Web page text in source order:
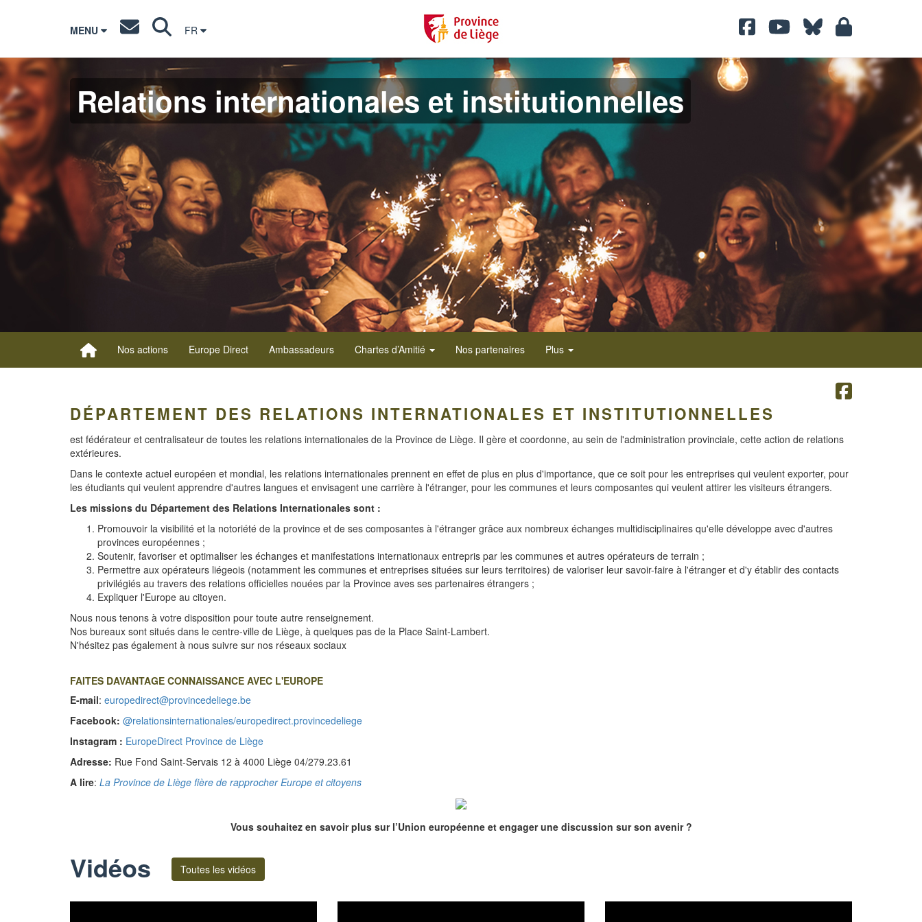
MENU FR
Relations internationales et institutionnelles
Nos actions Europe Direct Ambassadeurs Chartes d’Amitié Nos partenaires Plus
DÉPARTEMENT DES RELATIONS INTERNATIONALES ET INSTITUTIONNELLES
est fédérateur et centralisateur de toutes les relations internationales de la Province de Liège. Il gère et coordonne, au sein de l'administration provinciale, cette action de relations
extérieures.
Dans le contexte actuel européen et mondial, les relations internationales prennent en effet de plus en plus d'importance, que ce soit pour les entreprises qui veulent exporter, pour
les étudiants qui veulent apprendre d'autres langues et envisagent une carrière à l'étranger, pour les communes et leurs composantes qui veulent attirer les visiteurs étrangers.
Les missions du Département des Relations Internationales sont :
Promouvoir la visibilité et la notoriété de la province et de ses composantes à l'étranger grâce aux nombreux échanges multidisciplinaires qu'elle développe avec d'autres
provinces européennes ;
Soutenir, favoriser et optimaliser les échanges et manifestations internationaux entrepris par les communes et autres opérateurs de terrain ;
Permettre aux opérateurs liégeois (notamment les communes et entreprises situées sur leurs territoires) de valoriser leur savoir-faire à l'étranger et d'y établir des contacts
privilégiés au travers des relations officielles nouées par la Province aves ses partenaires étrangers ;
Expliquer l'Europe au citoyen.
Nous nous tenons à votre disposition pour toute autre renseignement.
Nos bureaux sont situés dans le centre-ville de Liège, à quelques pas de la Place Saint-Lambert.
N'hésitez pas également à nous suivre sur nos réseaux sociaux
FAITES DAVANTAGE CONNAISSANCE AVEC L'EUROPE
E-mail: europedirect@provincedeliege.be
Facebook: @relationsinternationales/europedirect.provincedeliege
Instagram : EuropeDirect Province de Liège
Adresse: Rue Fond Saint-Servais 12 à 4000 Liège 04/279.23.61
A lire: La Province de Liège fière de rapprocher Europe et citoyens
Vous souhaitez en savoir plus sur l’Union européenne et engager une discussion sur son avenir ?
Vidéos Toutes les vidéos